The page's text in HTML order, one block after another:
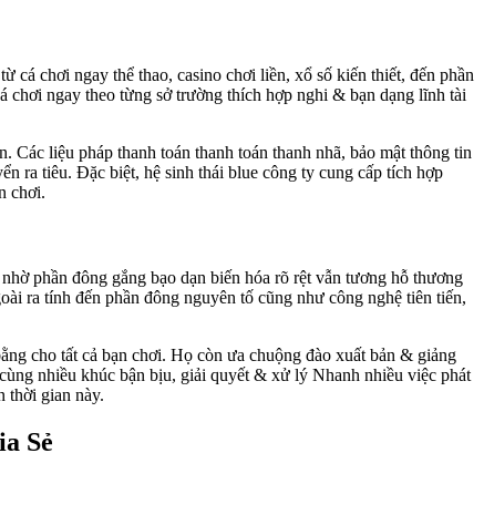
cá chơi ngay thể thao, casino chơi liền, xổ số kiến thiết, đến phần
chơi ngay theo từng sở trường thích hợp nghi & bạn dạng lĩnh tài
liệu pháp thanh toán thanh toán thanh nhã, bảo mật thông tin
ra tiêu. Đặc biệt, hệ sinh thái blue công ty cung cấp tích hợp
chơi.
phần đông gắng bạo dạn biến hóa rõ rệt vẫn tương hỗ thương
ra tính đến phần đông nguyên tố cũng như công nghệ tiên tiến,
cho tất cả bạn chơi. Họ còn ưa chuộng đào xuất bản & giảng
nhiều khúc bận bịu, giải quyết & xử lý Nhanh nhiều việc phát
thời gian này.
Sẻ